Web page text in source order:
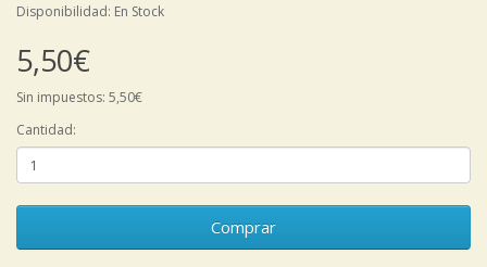
Disponibilidad: En Stock
5,50€
Sin impuestos: 5,50€
Cantidad:
Comprar